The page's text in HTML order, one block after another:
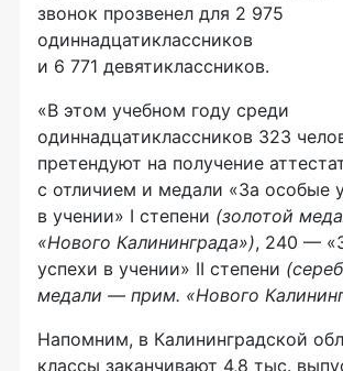
звонок прозвенел для 2 975
одиннадцатиклассников
и 6 771 девятиклассников.
«В этом учебном году среди
одиннадцатиклассников 323
претендуют на получение
с отличием и медали «За особые
в учении» I степени (золотой
«Нового Калининграда»), 240 —
успехи в учении» II степени
медали — прим. «Нового
Напомним, в Калининградской
классы заканчивают 4,8 тыс.